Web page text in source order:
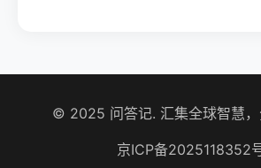
© 2025 问答记. 汇集全球智慧，
京ICP备2025118352